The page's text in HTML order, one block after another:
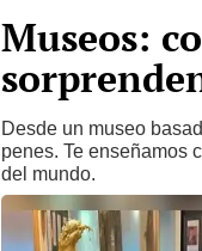
Museos:
Desde un museo
penes. Te enseñamos
del mundo.